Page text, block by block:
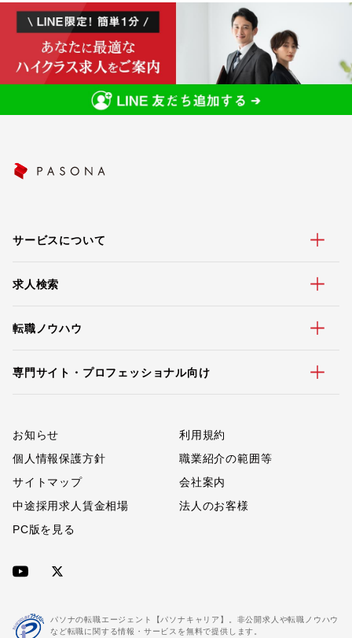
サービスについて
求人検索
転職ノウハウ
専門サイト・プロフェッショナル向け
お知らせ
利用規約
個人情報保護方針
職業紹介の範囲等
サイトマップ
会社案内
中途採用求人賃金相場
法人のお客様
PC版を見る
パソナの転職エージェント【パソナキャリア】。非公開求人や転職ノウハウ
など転職に関する情報・サービスを無料で提供します。